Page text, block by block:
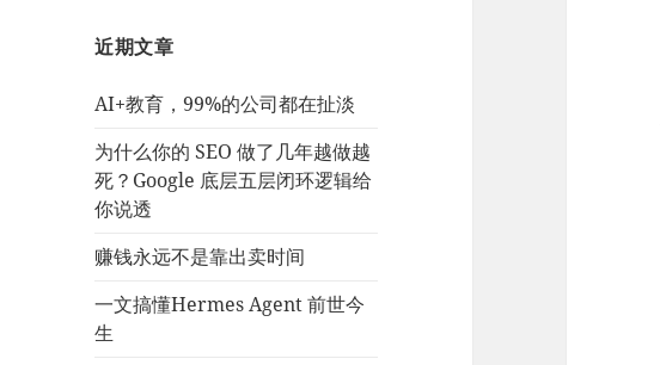
近期文章
AI+教育，99%的公司都在扯淡
为什么你的 SEO 做了几年越做越
死？Google 底层五层闭环逻辑给
你说透
赚钱永远不是靠出卖时间
一文搞懂Hermes Agent 前世今
生